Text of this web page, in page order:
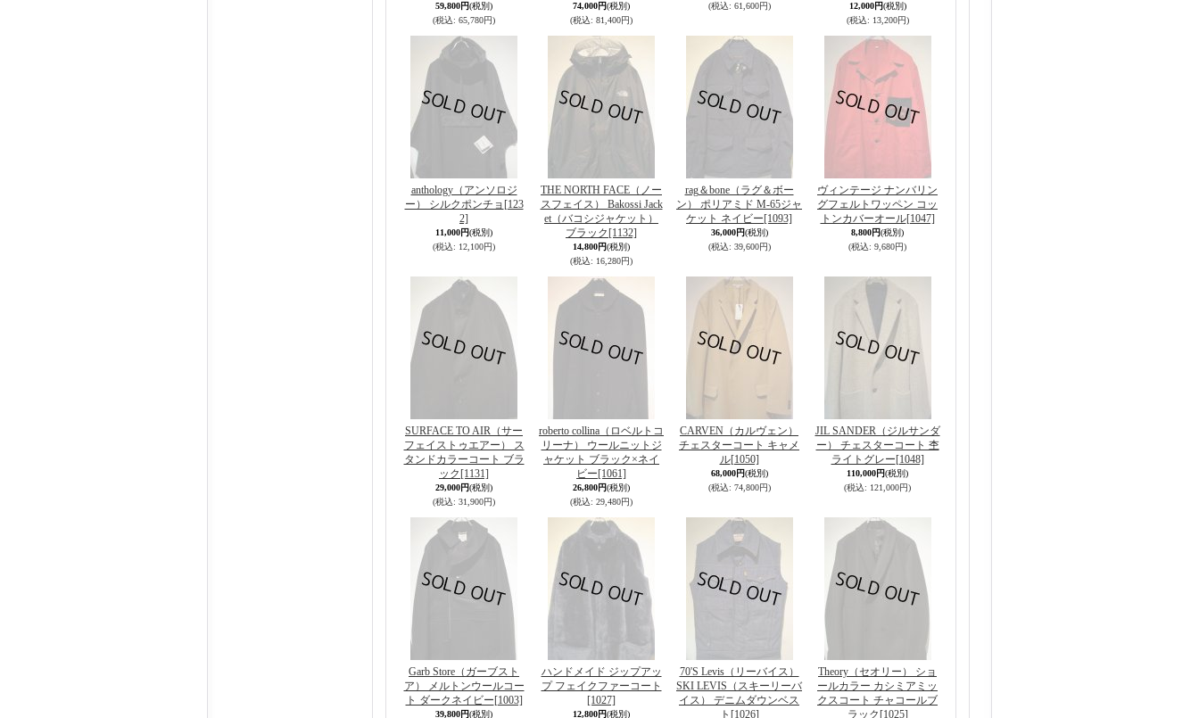
59,800円(税別)
(税込: 65,780円)
74,000円(税別)
(税込: 81,400円)
(税込: 61,600円) 12,000円(税別)
(税込: 13,200円)
anthology（アンソロジ
ー） シルクポンチョ [123
2]
11,000円(税別)
(税込: 12,100円)
THE NORTH FACE（ノー
スフェイス） Bakossi Jack
et（バコシジャケット）
ブラック [1132]
14,800円(税別)
(税込: 16,280円)
rag＆bone（ラグ＆ボー
ン） ポリアミド M-65ジャ
ケット ネイビー[1093]
36,000円(税別)
(税込: 39,600円)
ヴィンテージ ナンバリン
グフェルトワッペン コッ
トンカバーオール[1047]
8,800円(税別)
(税込: 9,680円)
SURFACE TO AIR（サー
フェイストゥエアー） ス
タンドカラーコート ブラ
ック [1131]
29,000円(税別)
(税込: 31,900円)
roberto collina（ロベルトコ
リーナ） ウールニットジ
ャケット ブラック×ネイ
ビー[1061]
26,800円(税別)
(税込: 29,480円)
CARVEN（カルヴェン）
チェスターコート キャメ
ル[1050]
68,000円(税別)
(税込: 74,800円)
JIL SANDER（ジルサンダ
ー） チェスターコート 杢
ライトグレー[1048]
110,000円(税別)
(税込: 121,000円)
Garb Store（ガーブスト
ア） メルトンウールコー
ト ダークネイビー[1003]
39,800円(税別)
ハンドメイド ジップアッ
プ フェイクファーコート
[1027]
12,800円(税別)
70'S Levis（リーバイス）
SKI LEVIS（スキーリーバ
イス） デニムダウンベス
ト [1026]
Theory（セオリー） ショ
ールカラー カシミアミッ
クスコート チャコールブ
ラック [1025]